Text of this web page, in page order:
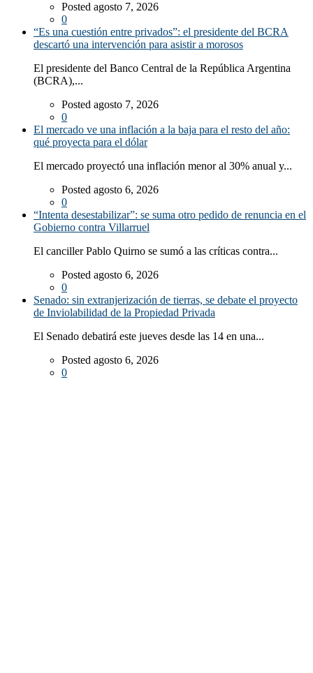
Posted agosto 7, 2026
0
“Es una cuestión entre privados”: el presidente del BCRA
descartó una intervención para asistir a morosos
El presidente del Banco Central de la República Argentina
(BCRA),...
Posted agosto 7, 2026
0
El mercado ve una inflación a la baja para el resto del año:
qué proyecta para el dólar
El mercado proyectó una inflación menor al 30% anual y...
Posted agosto 6, 2026
0
“Intenta desestabilizar”: se suma otro pedido de renuncia en el
Gobierno contra Villarruel
El canciller Pablo Quirno se sumó a las críticas contra...
Posted agosto 6, 2026
0
Senado: sin extranjerización de tierras, se debate el proyecto
de Inviolabilidad de la Propiedad Privada
El Senado debatirá este jueves desde las 14 en una...
Posted agosto 6, 2026
0